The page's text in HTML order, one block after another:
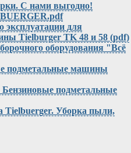
С нами выгодно!
эксплуатации для
Tielburger TK 48 и 58 (pdf)
оборудования "Всё
подметальные машины
Бензиновые подметальные
Tielbuerger. Уборка пыли,